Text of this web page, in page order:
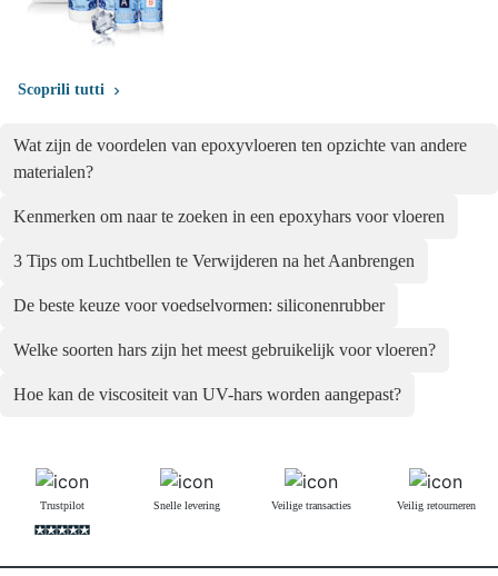
Scoprili tutti
Wat zijn de voordelen van epoxyvloeren ten opzichte van andere
materialen?
Kenmerken om naar te zoeken in een epoxyhars voor vloeren
3 Tips om Luchtbellen te Verwijderen na het Aanbrengen
De beste keuze voor voedselvormen: siliconenrubber
Welke soorten hars zijn het meest gebruikelijk voor vloeren?
Hoe kan de viscositeit van UV-hars worden aangepast?
Trustpilot Snelle levering Veilige transacties Veilig retourneren